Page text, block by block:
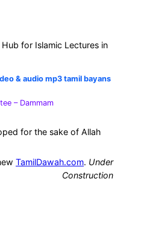
Hub for Islamic Lectures in
& audio mp3 tamil bayans
– Dammam
for the sake of Allah
TamilDawah.com. Under
Construction